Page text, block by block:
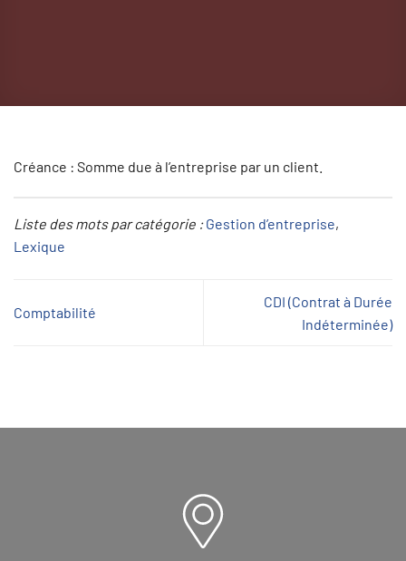
Créance : Somme due à l’entreprise par un client.
Liste des mots par catégorie : Gestion d’entreprise
Lexique
Comptabilité
CDI (Contrat à Durée
Indéterminée)